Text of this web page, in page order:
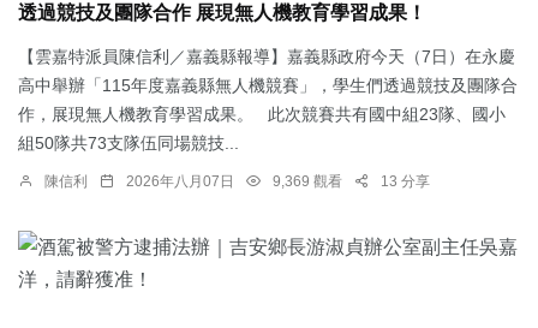
透過競技及團隊合作 展現無人機教育學習成果！
【雲嘉特派員陳信利／嘉義縣報導】嘉義縣政府今天（7日）在永慶
高中舉辦「115年度嘉義縣無人機競賽」，學生們透過競技及團隊合
作，展現無人機教育學習成果。 此次競賽共有國中組23隊、國小
組50隊共73支隊伍同場競技...
陳信利 2026年八月07日 9,369 觀看 13 分享